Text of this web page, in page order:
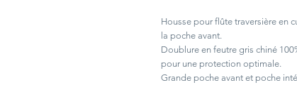
Housse pour flûte traversière en
la poche avant.
Doublure en feutre gris chiné
pour une protection optimale.
Grande poche avant et poche